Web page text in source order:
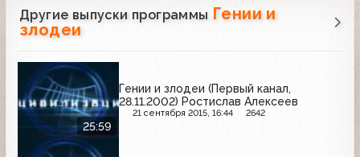
Другие выпуски программы Гении и
злодеи
25:59
Гении и злодеи (Первый канал,
28.11.2002) Ростислав Алексеев
21 сентября 2015, 16:44 2642